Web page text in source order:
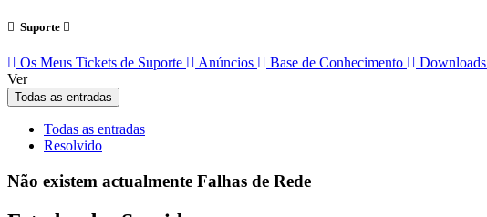
Suporte
Os Meus Tickets de Suporte Anúncios Base de Conhecimento Downloads
Ver
Todas as entradas
Todas as entradas
Resolvido
Não existem actualmente Falhas de Rede